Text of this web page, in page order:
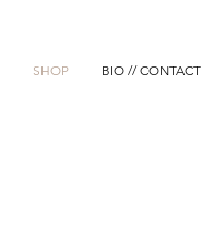
SHOP BIO // CONTACT